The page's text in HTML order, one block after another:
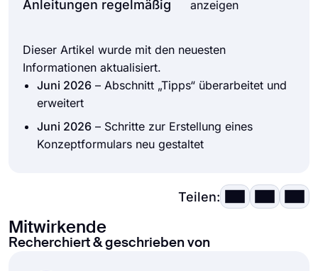
es dem Teilnehmer, eine fundierte, nicht
Blutergüsse nach einer Tätowierung,
Versäumnis, auf häufige Komplikationen
hinzuweisen, kann Ihr Unternehmen für
unnötige Rechtsstreitigkeiten anfällig
machen, selbst wenn der Eingriff
einwandfrei durchgeführt wurde.
Anleitungen regelmäßig anzeigen
Dieser Artikel wurde mit den neuesten
Informationen aktualisiert.
Juni 2026 – Abschnitt „Tipps“ überarbeitet und
erweitert
Juni 2026 – Schritte zur Erstellung eines
Konzeptformulars neu gestaltet
Teilen:
Mitwirkende
Recherchiert & geschrieben von